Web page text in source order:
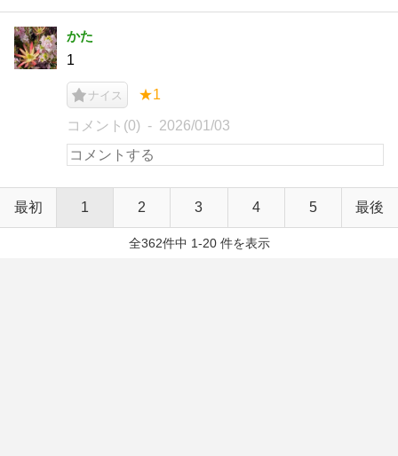
かた
1
ナイス ★1
コメント(0) 2026/01/03
最初 1 2 3 4 5 最後
全362件中 1-20 件を表示